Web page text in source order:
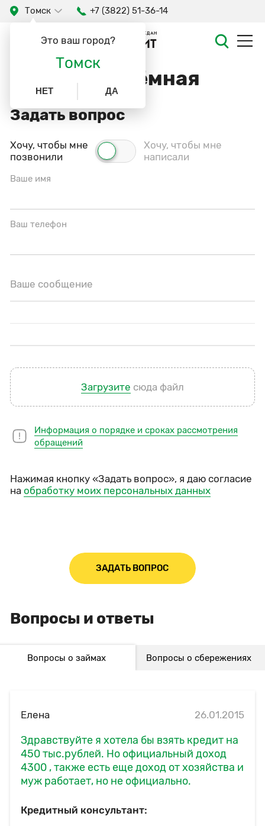
Томск
Это ваш город?
Томск
НЕТ ДА
+7 (3822) 51-36-14
Онлайн-приёмная
Задать вопрос
Хочу, чтобы мне
позвонили
Хочу, чтобы мне
написали
Ваше имя
Ваш телефон
Ваше сообщение
Загрузите сюда файл
Информация о порядке и сроках рассмотрения
обращений
Нажимая кнопку «Задать вопрос», я даю согласие
наобработку моих персональных данных
ЗАДАТЬ ВОПРОС
Вопросы и ответы
Вопросы о займах Вопросы о сбережениях
Елена 26.01.2015
Здравствуйте я хотела бы взять кредит на
450 тыс.рублей. Но официальный доход
4300 , также есть еще доход от хозяйства и
муж работает, но не официально.
Кредитный консультант: